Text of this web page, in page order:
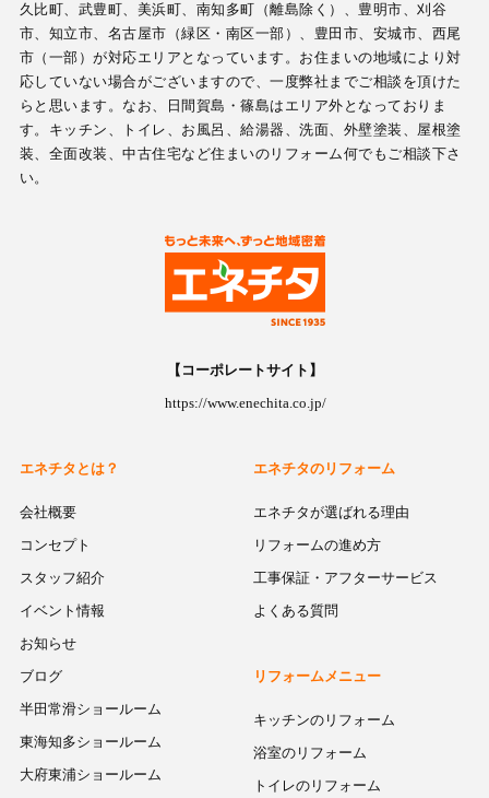
久比町、武豊町、美浜町、南知多町（離島除く）、豊明市、刈谷
市、知立市、名古屋市（緑区・南区一部）、豊田市、安城市、西尾
市（一部）が対応エリアとなっています。お住まいの地域により対
応していない場合がございますので、一度弊社までご相談を頂けた
らと思います。なお、日間賀島・篠島はエリア外となっておりま
す。キッチン、トイレ、お風呂、給湯器、洗面、外壁塗装、屋根塗
装、全面改装、中古住宅など住まいのリフォーム何でもご相談下さ
い。
【コーポレートサイト】
https://www.enechita.co.jp/
エネチタとは？
会社概要
コンセプト
スタッフ紹介
イベント情報
お知らせ
ブログ
半田常滑ショールーム
東海知多ショールーム
大府東浦ショールーム
エネチタのリフォーム
エネチタが選ばれる理由
リフォームの進め方
工事保証・アフターサービス
よくある質問
リフォームメニュー
キッチンのリフォーム
浴室のリフォーム
トイレのリフォーム